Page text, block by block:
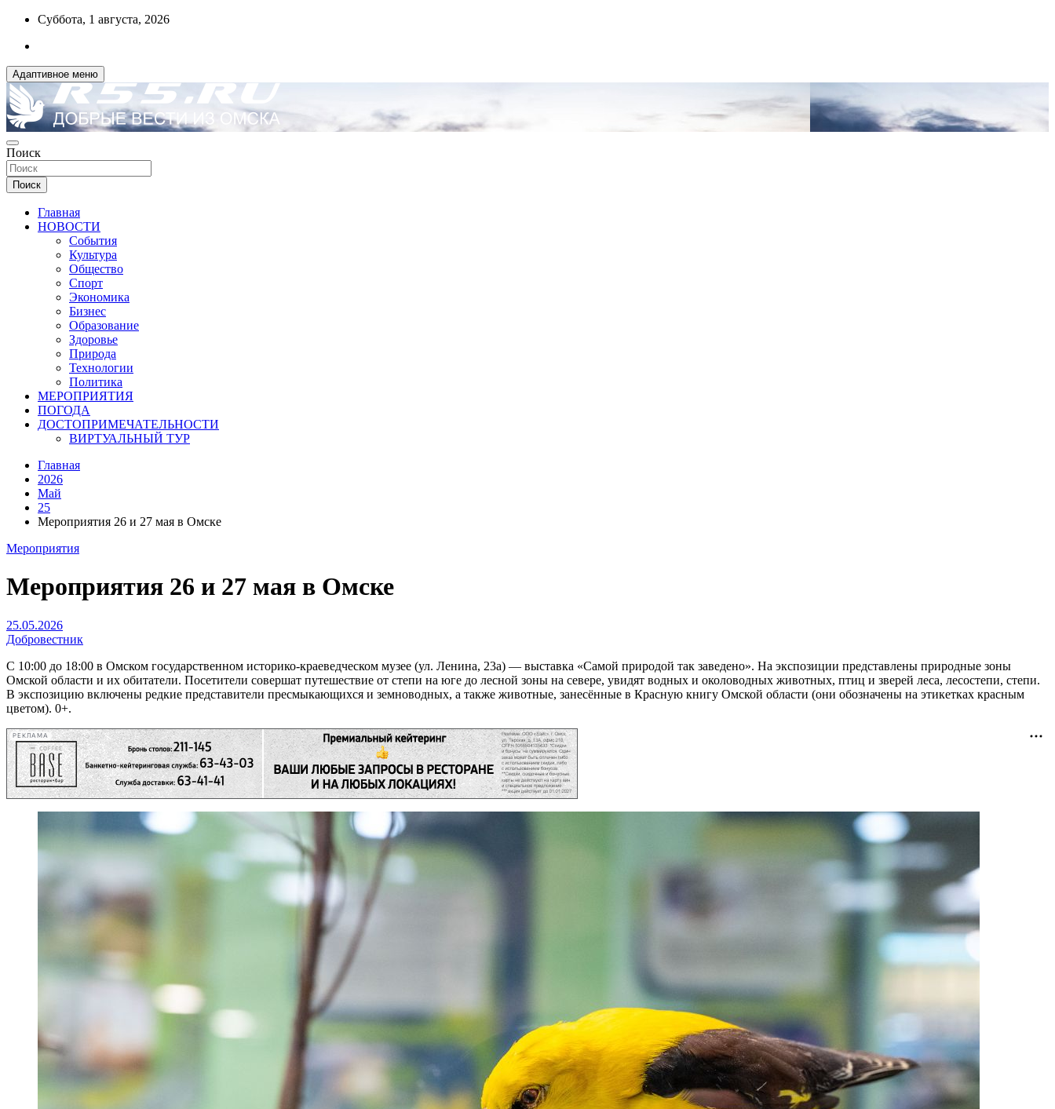
Перейти
содержимому
Суббота, 1 августа, 2026
Адаптивное меню
R55.RU
ДОБРЫЕ ВЕСТИ ИЗ ОМСКА
Поиск
Поиск
Главная
НОВОСТИ
События
Культура
Общество
Спорт
Экономика
Бизнес
Образование
Здоровье
Природа
Технологии
Политика
МЕРОПРИЯТИЯ
ПОГОДА
ДОСТОПРИМЕЧАТЕЛЬНОСТИ
ВИРТУАЛЬНЫЙ ТУР
Главная
2026
Май
25
Мероприятия 26 и 27 мая в Омске
Мероприятия
Мероприятия 26 и 27 мая в Омске
25.05.2026
Добровестник
С 10:00 до 18:00 в Омском государственном историко-краеведческом музее (ул. Ленина, 23а) — выставка «Самой природой так заведено». На экспозиции представлены природные зоны
Омской области и их обитатели. Посетители совершат путешествие от степи на юге до лесной зоны на севере, увидят водных и околоводных животных, птиц и зверей леса, лесостепи, степи.
В экспозицию включены редкие представители пресмыкающихся и земноводных, а также животные, занесённые в Красную книгу Омской области (они обозначены на этикетках красным
цветом). 0+.
РЕКЛАМА